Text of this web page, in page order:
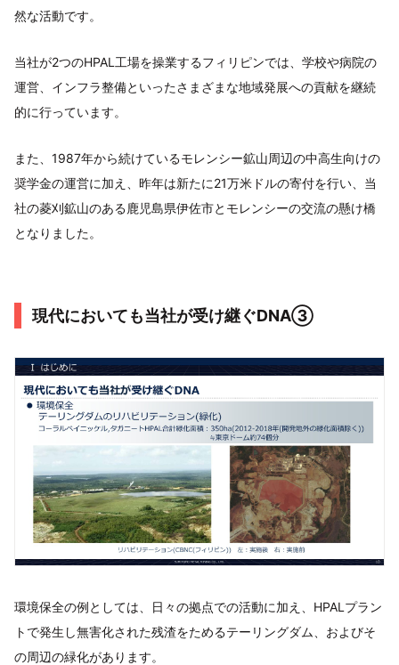
然な活動です。
当社が2つのHPAL工場を操業するフィリピンでは、学校や病院の
運営、インフラ整備といったさまざまな地域発展への貢献を継続
的に行っています。
また、1987年から続けているモレンシー鉱山周辺の中高生向けの
奨学金の運営に加え、昨年は新たに21万米ドルの寄付を行い、当
社の菱刈鉱山のある鹿児島県伊佐市とモレンシーの交流の懸け橋
となりました。
現代においても当社が受け継ぐDNA③
環境保全の例としては、日々の拠点での活動に加え、HPALプラン
トで発生し無害化された残渣をためるテーリングダム、およびそ
の周辺の緑化があります。